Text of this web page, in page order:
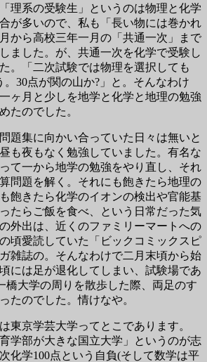
理系の受験生」というのは物理と化学
が多いので、私も「長い物には巻かれ
から高校三年一月の「共通一次」まで
ました。が、共通一次を化学で受験し
。「二次試験では物理を選択しても
。30点が関の山か?」と。そんなわけ
ヶ月と少しを地学と化学と地理の勉強
たのでした。
題集に向かい合っていた日々は無いと
も夜もなく勉強していました。有名な
て一から地学の勉強をやり直し、それ
問題を解く。それにも飽きたら地理の
飽きたら化学のイオンの検出や官能基
たらご飯を食べ、という日常だった気
外出は、近くのファミリーマートへの
頃愛読していた「ビックコミックスピ
雑誌の。そんなわけで二月末頃から始
には足が退化してしまい、試験場であ
橋大学の周りを散歩した際、両足のす
たのでした。情けなや。
東京学芸大学ってとこであります。
学部が大きな国立大学」というのが志
化学100点という自負(そして数学は平